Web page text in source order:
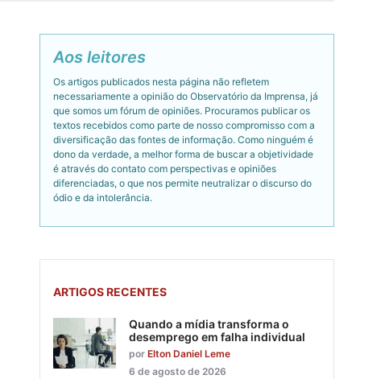
Aos leitores
Os artigos publicados nesta página não refletem
necessariamente a opinião do Observatório da Imprensa, já
que somos um fórum de opiniões. Procuramos publicar os
textos recebidos como parte de nosso compromisso com a
diversificação das fontes de informação. Como ninguém é
dono da verdade, a melhor forma de buscar a objetividade
é através do contato com perspectivas e opiniões
diferenciadas, o que nos permite neutralizar o discurso do
ódio e da intolerância.
ARTIGOS RECENTES
Quando a mídia transforma o
desemprego em falha individual
por Elton Daniel Leme
6 de agosto de 2026